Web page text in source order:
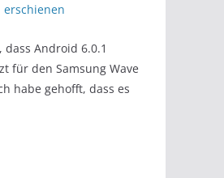
erschienen
Android 6.0.1
für den Samsung Wave
habe gehofft, dass es